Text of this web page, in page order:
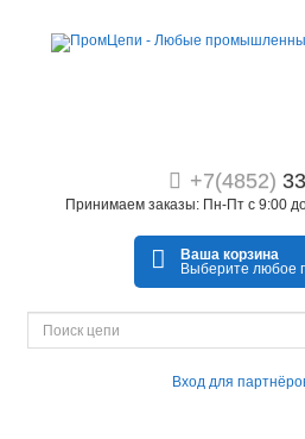
+7(4852)
Принимаем заказы: Пн-Пт с 9:00
Ваша корзина
Выберите любое
Вход для